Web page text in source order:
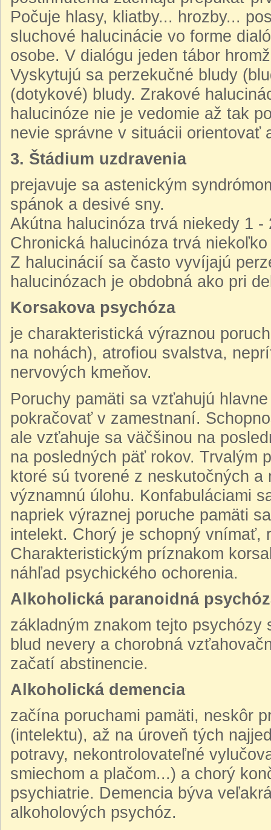
Počuje hlasy, kliatby... hrozby...
sluchové halucinácie vo forme
osobe. V dialógu jeden tábor
Vyskytujú sa perzekučné bludy
(dotykové) bludy. Zrakové
halucinóze nie je vedomie až tak
nevie správne v situácii orientovať
3. Štádium uzdravenia
prejavuje sa astenickým
spánok a desivé sny.
Akútna halucinóza trvá niekedy 1
Chronická halucinóza trvá
Z halucinácií sa často vyvíjajú
halucinózach je obdobná ako pri
Korsakova psychóza
je charakteristická výraznou
na nohách), atrofiou svalstva,
nervových kmeňov.
Poruchy pamäti sa vzťahujú
pokračovať v zamestnaní.
ale vzťahuje sa väčšinou na
na posledných päť rokov. Trvalým
ktoré sú tvorené z neskutočných
významnú úlohu. Konfabuláciami
napriek výraznej poruche pamäti
intelekt. Chorý je schopný vnímať,
Charakteristickým príznakom
náhľad psychického ochorenia.
Alkoholická paranoidná
základným znakom tejto
blud nevery a chorobná
začatí abstinencie.
Alkoholická demencia
začína poruchami pamäti, neskôr
(intelektu), až na úroveň tých
potravy, nekontrolovateľné
smiechom a plačom...) a chorý
psychiatrie. Demencia býva
alkoholových psychóz.